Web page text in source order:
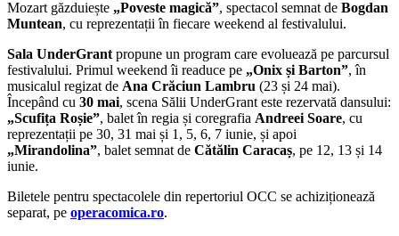
Mozart găzduiește „Poveste magică”, spectacol semnat de Bogdan
Muntean, cu reprezentații în fiecare weekend al festivalului.
Sala UnderGrant propune un program care evoluează pe parcursul
festivalului. Primul weekend îi readuce pe „Onix și Barton”, în
musicalul regizat de Ana Crăciun Lambru (23 și 24 mai).
Începând cu 30 mai, scena Sălii UnderGrant este rezervată dansului:
„Scufița Roșie”, balet în regia și coregrafia Andreei Soare, cu
reprezentații pe 30, 31 mai și 1, 5, 6, 7 iunie, și apoi
„Mirandolina”, balet semnat de Cătălin Caracaș, pe 12, 13 și 14
iunie.
Biletele pentru spectacolele din repertoriul OCC se achiziționează
separat, pe operacomica.ro.